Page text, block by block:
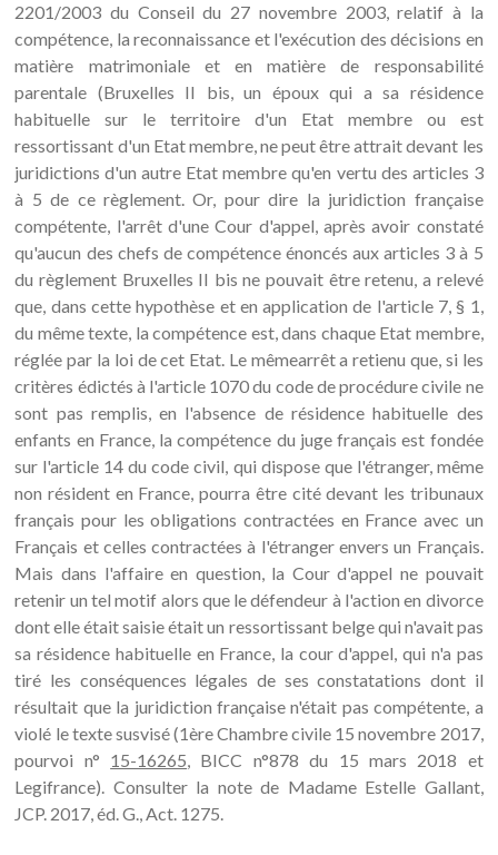
2201/2003 du Conseil du 27 novembre 2003, relatif à la
compétence, la reconnaissance et l'exécution des décisions en
matière matrimoniale et en matière de responsabilité
parentale (Bruxelles II bis, un époux qui a sa résidence
habituelle sur le territoire d'un Etat membre ou est
ressortissant d'un Etat membre, ne peut être attrait devant les
juridictions d'un autre Etat membre qu'en vertu des articles 3
à 5 de ce règlement. Or, pour dire la juridiction française
compétente, l'arrêt d'une Cour d'appel, après avoir constaté
qu'aucun des chefs de compétence énoncés aux articles 3 à 5
du règlement Bruxelles II bis ne pouvait être retenu, a relevé
que, dans cette hypothèse et en application de l'article 7, § 1,
du même texte, la compétence est, dans chaque Etat membre,
réglée par la loi de cet Etat. Le mêmearrêt a retienu que, si les
critères édictés à l'article 1070 du code de procédure civile ne
sont pas remplis, en l'absence de résidence habituelle des
enfants en France, la compétence du juge français est fondée
sur l'article 14 du code civil, qui dispose que l'étranger, même
non résident en France, pourra être cité devant les tribunaux
français pour les obligations contractées en France avec un
Français et celles contractées à l'étranger envers un Français.
Mais dans l'affaire en question, la Cour d'appel ne pouvait
retenir un tel motif alors que le défendeur à l'action en divorce
dont elle était saisie était un ressortissant belge qui n'avait pas
sa résidence habituelle en France, la cour d'appel, qui n'a pas
tiré les conséquences légales de ses constatations dont il
résultait que la juridiction française n'était pas compétente, a
violé le texte susvisé (1ère Chambre civile 15 novembre 2017,
pourvoi n° 15-16265, BICC n°878 du 15 mars 2018 et
Legifrance). Consulter la note de Madame Estelle Gallant,
JCP. 2017, éd. G., Act. 1275.